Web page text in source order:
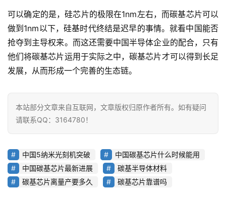
可以确定的是，硅芯片的极限在1nm左右，而碳基芯片可以
做到1nm以下，硅基时代终结是迟早的事情。就看中国能否
抢夺到主导权来。而这还需要中国半导体企业的配合，只有
他们将碳基芯片运用于实际之中，碳基芯片才可以得到长足
发展，从而形成一个完善的生态链。
本站部分文章来自互联网，文章版权归原作者所有。如有疑问
请联系QQ：3164780！
中国5纳米光刻机突破
中国碳基芯片什么时候能用
中国碳基芯片最新进展
碳基半导体材料
碳基芯片离量产要多久
碳基芯片靠谱吗